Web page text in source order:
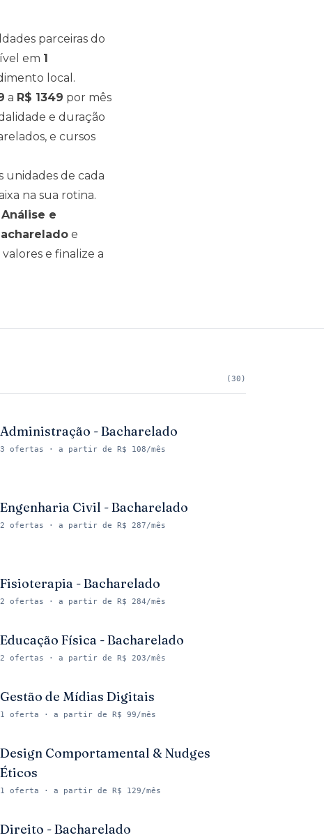
parceiras do
em 1
local.
a R$ 1349 por mês
e duração
e cursos
unidades de cada
na sua rotina.
Análise e
e
e finalize a
(30 )
Administração - Bacharelado
3 ofertas · a partir de R$ 108/mês
Engenharia Civil - Bacharelado
2 ofertas · a partir de R$ 287/mês
Fisioterapia - Bacharelado
2 ofertas · a partir de R$ 284/mês
Educação Física - Bacharelado
2 ofertas · a partir de R$ 203/mês
Gestão de Mídias Digitais
1 oferta · a partir de R$ 99/mês
Design Comportamental & Nudges
Éticos
1 oferta · a partir de R$ 129/mês
Direito - Bacharelado